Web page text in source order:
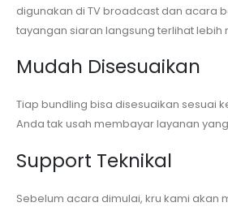
digunakan di TV broadcast dan acara
tayangan siaran langsung terlihat lebih
Mudah Disesuaikan
Tiap bundling bisa disesuaikan sesuai
Anda tak usah membayar layanan
Support Teknikal
Sebelum acara dimulai, kru kami akan